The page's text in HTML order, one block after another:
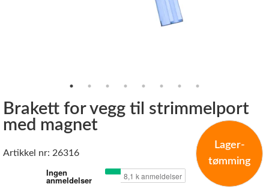
Brakett for vegg til strimmelport
med magnet
Lager-
tømming
Artikkel nr: 26316